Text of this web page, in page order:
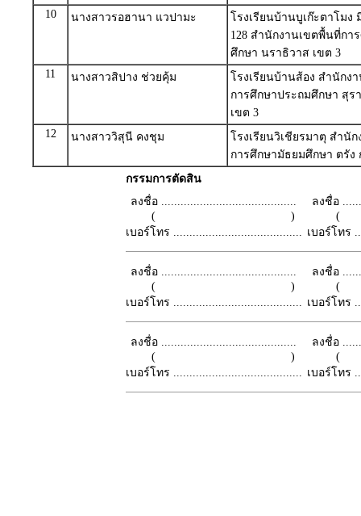
10
นางสาวรอฮานา แวปามะ
โรงเรียนบ้านบูเก๊ะตาโมง
128 สำนักงานเขตพื้นที่กา
ศึกษา นราธิวาส เขต 3
11
นางสาวสิปาง ช่วยคุ้ม
โรงเรียนบ้านส้อง สำนักง
การศึกษาประถมศึกษา สุร
เขต 3
12
นางสาววิสุนี คงชุม
โรงเรียนวิเชียรมาตุ สำนั
การศึกษามัธยมศึกษา ตรัง
กรรมการตัดสิน
ลงชื่อ ..........................................
( )
เบอร์โทร ........................................
ลงชื่อ
เบอร์โทร
ลงชื่อ ..........................................
( )
เบอร์โทร ........................................
ลงชื่อ
เบอร์โทร
ลงชื่อ ..........................................
( )
เบอร์โทร ........................................
ลงชื่อ
เบอร์โทร